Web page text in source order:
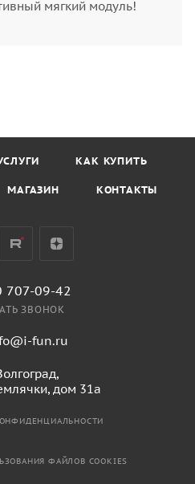
мягкий модуль!
КАК КУПИТЬ
МАГАЗИН КОНТАКТЫ
707-09-42
ЗВОНОК
fun.ru
дом 31а
ФАЙЛОВ COOKIES